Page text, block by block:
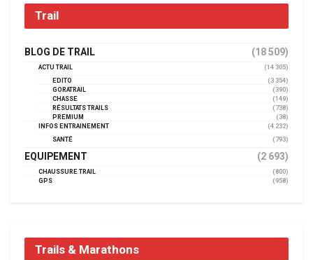
Trail
BLOG DE TRAIL (18 509)
ACTU TRAIL
(14 305)
EDITO
(3 354)
GORATRAIL
(390)
CHASSE
(149)
RÉSULTATS TRAILS
(738)
PREMIUM
(38)
INFOS ENTRAINEMENT
(4 232)
SANTÉ
(793)
EQUIPEMENT (2 693)
CHAUSSURE TRAIL
(800)
GPS
(958)
Trails & Marathons